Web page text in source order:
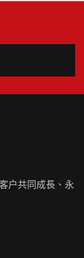
户共同成長、永